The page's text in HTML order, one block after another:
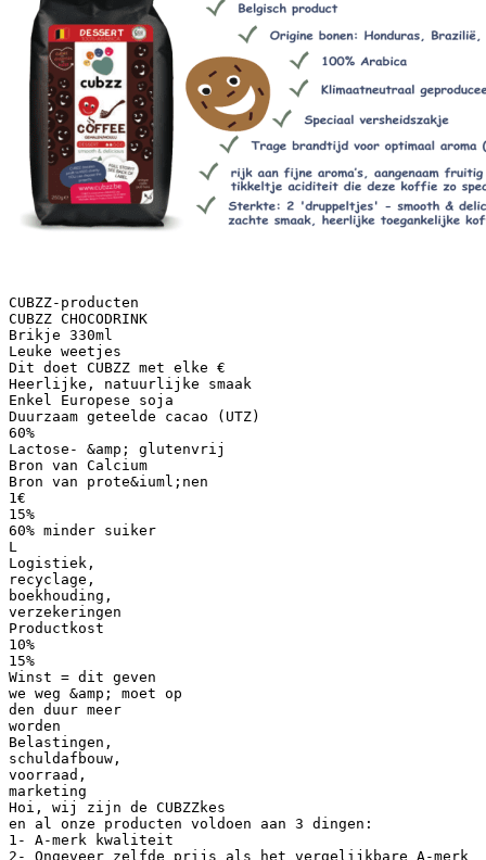
CUBZZ-producten
CUBZZ CHOCODRINK
Brikje 330ml
Leuke weetjes
Dit doet CUBZZ met elke €
Heerlijke, natuurlijke smaak
Enkel Europese soja
Duurzaam geteelde cacao (UTZ)
60%
Lactose- &amp; glutenvrij
Bron van Calcium
Bron van prote&iuml;nen
1€
15%
60% minder suiker
L
Logistiek,
recyclage,
boekhouding,
verzekeringen
Productkost
10%
15%
Winst = dit geven
we weg &amp; moet op
den duur meer
worden
Belastingen,
schuldafbouw,
voorraad,
marketing
Hoi, wij zijn de CUBZZkes
en al onze producten voldoen aan 3 dingen:
1- A-merk kwaliteit
2- Ongeveer zelfde prijs als het vergelijkbare A-merk